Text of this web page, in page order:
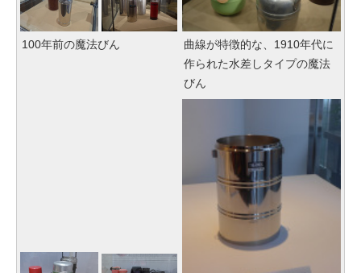
100年前の魔法びん
曲線が特徴的な、1910年代に
作られた水差しタイプの魔法
びん